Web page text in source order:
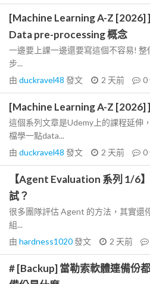
[Machine Learning A-Z [2026]
Data pre-processing 概念
一邊要上課一邊還要寫這個不容易!
步...
由 duckravel48 發文 2 天前 0
[Machine Learning A-Z [2026]
這個系列文章是Udemy上的課程延伸
檔學一點data...
由 duckravel48 發文 2 天前 0
【Agent Evaluation 系列 1/6
試？
很多團隊評估 Agent 的方法，其實還
組...
由 hardness1020發文 2 天前
# [Backup] 當勒索軟體連備份